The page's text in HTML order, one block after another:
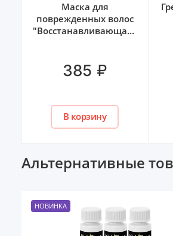
Маска для
поврежденных волос
"Восстанавливающая"
385 ₽
В корзину
Альтернативные
НОВИНКА